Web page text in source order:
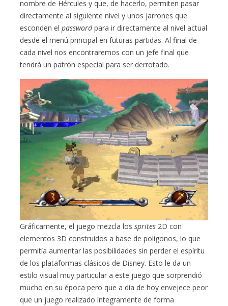
nombre de Hércules y que, de hacerlo, permiten pasar
directamente al siguiente nivel y unos jarrones que
esconden elpasswordpara ir directamente al nivel actual
desde el menú principal en futuras partidas. Al final de
cada nivel nos encontraremos con un jefe final que
tendrá un patrón especial para ser derrotado.
Gráficamente, el juego mezcla lossprites 2D con
elementos 3D construidos a base de polígonos, lo que
permitía aumentar las posibilidades sin perder el espíritu
de los plataformas clásicos de Disney. Esto le da un
estilo visual muy particular a este juego que sorprendió
mucho en su época pero que a día de hoy envejece peor
que un juego realizado íntegramente de forma